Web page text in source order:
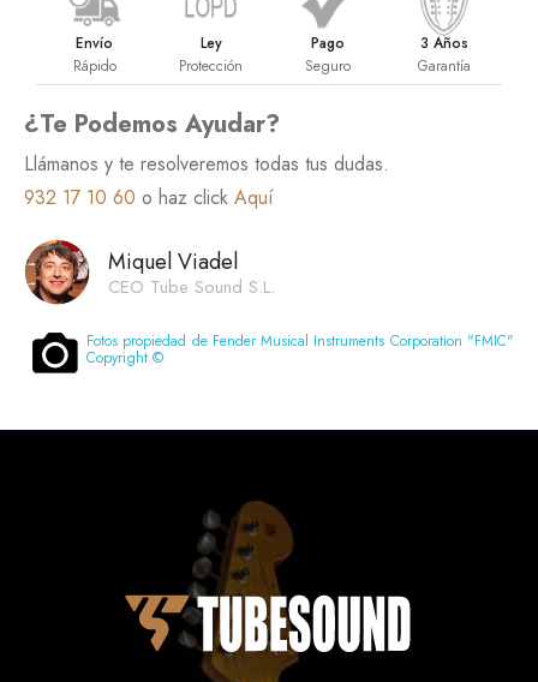
Envío
Rápido
Ley
Protección
Pago
Seguro
3 Años
Garantía
¿Te Podemos Ayudar?
Llámanos y te resolveremos todas tus dudas.
932 17 10 60 o haz click Aquí
Miquel Viadel
CEO Tube Sound S.L.
Fotos propiedad de Fender Musical Instruments Corporation "FMIC"
Copyright ©